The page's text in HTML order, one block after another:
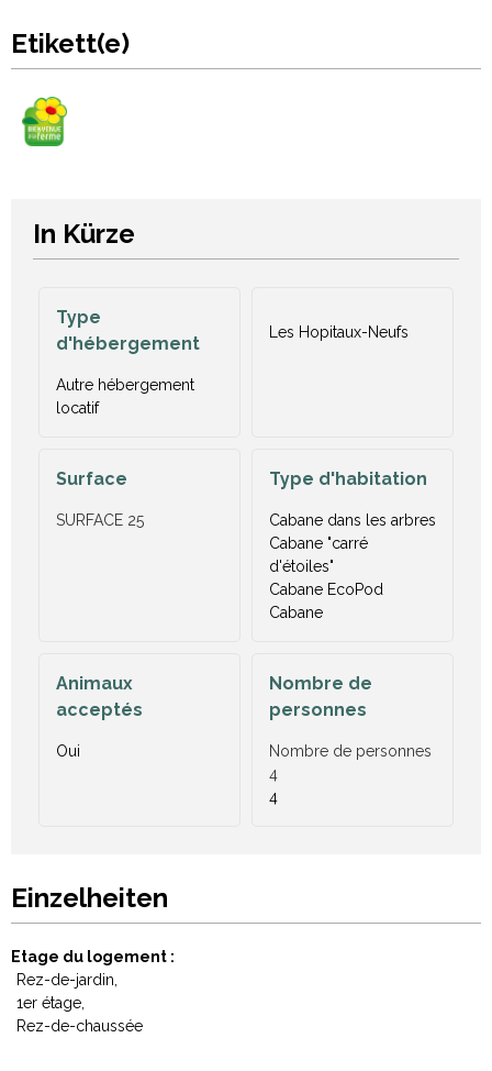
Etikett(e)
In Kürze
Type
d'hébergement
Autre hébergement
locatif
Les Hopitaux-Neufs
Surface
SURFACE 25
Type d'habitation
Cabane dans les arbres
Cabane "carré
d'étoiles"
Cabane EcoPod
Cabane
Animaux
acceptés
Oui
Nombre de
personnes
Nombre de personnes
4
4
Einzelheiten
Etage du logement
Rez-de-jardin
1er étage
Rez-de-chaussée